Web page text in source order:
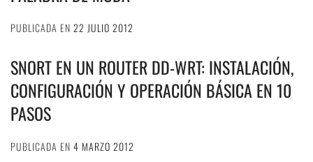
PUBLICADA EN 22 JULIO 2012
SNORT EN UN ROUTER DD-WRT: INSTALACIÓN,
CONFIGURACIÓN Y OPERACIÓN BÁSICA EN 10
PASOS
PUBLICADA EN 4 MARZO 2012